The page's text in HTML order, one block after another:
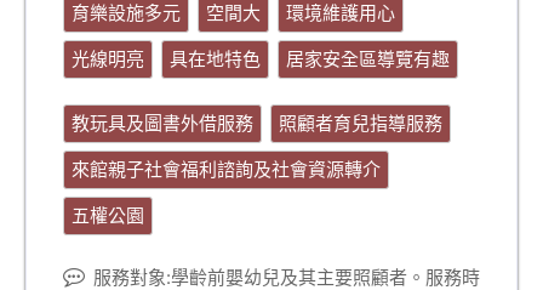
育樂設施多元
空間大
環境維護用心
光線明亮
具在地特色 居家安全區導覽有趣
教玩具及圖書外借服務
照顧者育兒指導服務
來館親子社會福利諮詢及社會資源轉介
五權公園
服務對象:學齡前嬰幼兒及其主要照顧者。服務時